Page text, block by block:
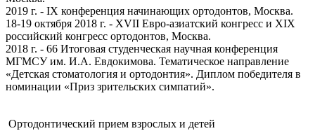
2019 г. - IX конференция начинающих ортодонтов, Москва.
18-19 октября 2018 г. - XVII Евро-азиатский конгресс и XIX
российский конгресс ортодонтов, Москва.
2018 г. - 66 Итоговая студенческая научная конференция
МГМСУ им. И.А. Евдокимова. Тематическое направление
«Детская стоматология и ортодонтия». Диплом победителя в
номинации «Приз зрительских симпатий».
Ортодонтический прием взрослых и детей